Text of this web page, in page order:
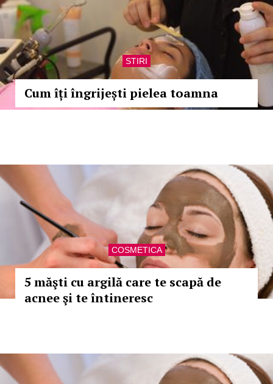
STIRI
Cum îți îngrijești pielea toamna
COSMETICA
5 măşti cu argilă care te scapă de
acnee şi te întineresc